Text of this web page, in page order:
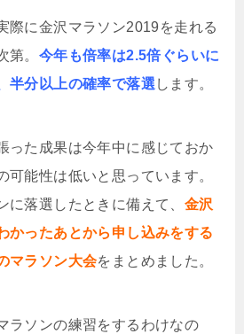
際に金沢マラソン2019を走れる
第。 今年も倍率は2.5倍ぐらいに
半分以上の確率で落選 します。
った成果は今年中に感じておか
可能性は低いと思っています。
に落選したときに備えて、 金沢
かったあとから申し込みをする
マラソン大会をまとめました。
ラソンの練習をするわけなの